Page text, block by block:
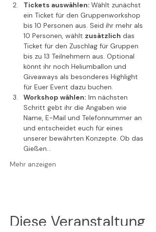
Tickets auswählen: Wählt zunächst
ein Ticket für den Gruppenworkshop
bis 10 Personen aus. Seid ihr mehr als
10 Personen, wählt zusätzlich das
Ticket für den Zuschlag für Gruppen
bis zu 13 Teilnehmern aus. Optional
könnt ihr noch Heliumballon und
Giveaways als besonderes Highlight
für Euer Event dazu buchen.
Workshop wählen: Im nächsten
Schritt gebt ihr die Angaben wie
Name, E-Mail und Telefonnummer an
und entscheidet euch für eines
unserer bewährten Konzepte. Ob das
Gießen…
Mehr anzeigen
Diese Veranstaltung